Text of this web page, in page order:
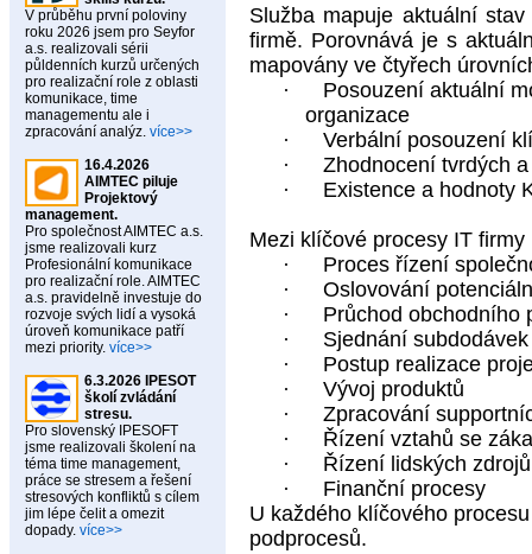
V průběhu první poloviny
roku 2026 jsem pro Seyfor
a.s. realizovali sérii
půldenních kurzů určených
pro realizační role z oblasti
komunikace, time
managementu ale i
zpracování analýz. více>>
16.4.2026
AIMTEC piluje
Projektový
management.
Pro společnost AIMTEC a.s.
jsme realizovali kurz
Profesionální komunikace
pro realizační role. AIMTEC
a.s. pravidelně investuje do
rozvoje svých lidí a vysoká
úroveň komunikace patří
mezi priority. více>>
6.3.2026 IPESOT
školí zvládání
stresu.
Pro slovenský IPESOFT
jsme realizovali školení na
téma time management,
práce se stresem a řešení
stresových konfliktů s cílem
jim lépe čelit a omezit
dopady. více>>
Služba mapuje aktuální
firmě. Porovnává je s
mapovány ve čtyřech
·
Posouzení aktuální
organizace
·
Verbální posouzení
·
Zhodnocení tvrdých
·
Existence a hodnoty
Mezi klíčové procesy IT firmy
·
Proces řízení
·
Oslovování
·
Průchod obchodního
·
Sjednání
·
Postup realizace
·
Vývoj produktů
·
Zpracování
·
Řízení vztahů se
·
Řízení lidských
·
Finanční procesy
U každého klíčového
podprocesů.